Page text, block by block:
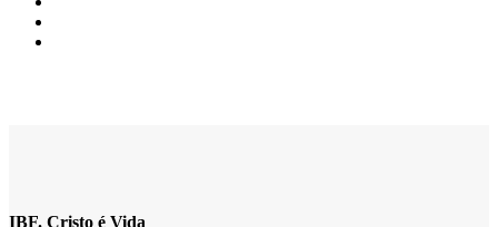
IBF. Cristo é Vida